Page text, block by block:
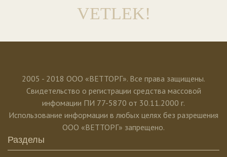
VETLEK!
2005 - 2018 ООО «ВЕТТОРГ». Все права защищены.
Свидетельство о регистрации средства массовой
инфомации ПИ 77-5870 от 30.11.2000 г.
Использование информации в любых целях без разрешения
ООО «ВЕТТОРГ» запрещено.
Разделы